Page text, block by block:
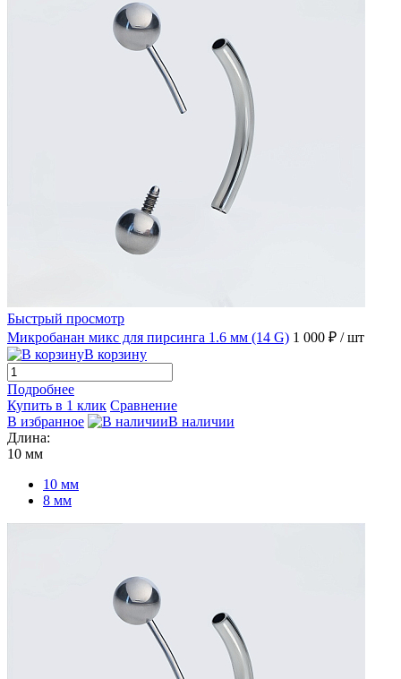
Быстрый просмотр
Микробанан микс для пирсинга 1.6 мм (14 G) 1 000 ₽ / шт
В корзину
Подробнее
Купить в 1 клик Сравнение
В избранное
В наличии
Длина:
10 мм
10 мм
8 мм